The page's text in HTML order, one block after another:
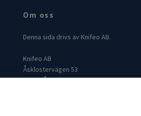
Om oss
Denna sida drivs av Knifeo AB.
Knifeo AB
Åsklostervägen 53
432 96 Åskloster